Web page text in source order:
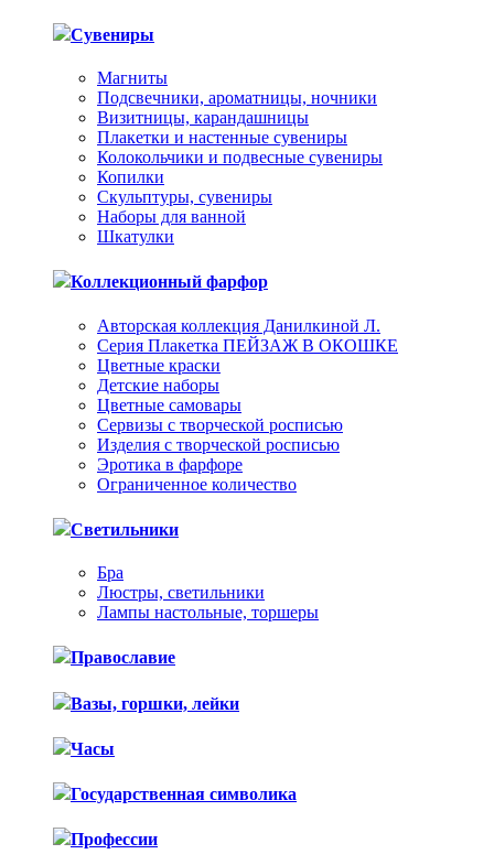
Сувениры
Магниты
Подсвечники, ароматницы, ночники
Визитницы, карандашницы
Плакетки и настенные сувениры
Колокольчики и подвесные сувениры
Копилки
Скульптуры, сувениры
Наборы для ванной
Шкатулки
Коллекционный фарфор
Авторская коллекция Данилкиной Л.
Серия Плакетка ПЕЙЗАЖ В ОКОШКЕ
Цветные краски
Детские наборы
Цветные самовары
Сервизы с творческой росписью
Изделия с творческой росписью
Эротика в фарфоре
Ограниченное количество
Светильники
Бра
Люстры, светильники
Лампы настольные, торшеры
Православие
Вазы, горшки, лейки
Часы
Государственная символика
Профессии